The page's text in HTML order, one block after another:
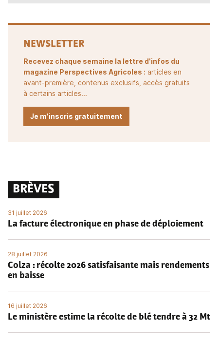
NEWSLETTER
Recevez chaque semaine la lettre d'infos du
magazine Perspectives Agricoles : articles en
avant-première, contenus exclusifs, accès gratuits
à certains articles...
Je m'inscris gratuitement
BRÈVES
31 juillet 2026
La facture électronique en phase de déploiement
28 juillet 2026
Colza : récolte 2026 satisfaisante mais rendements
en baisse
16 juillet 2026
Le ministère estime la récolte de blé tendre à 32 Mt